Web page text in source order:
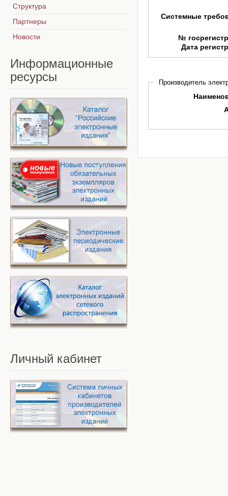
Системные
№
Дата
Производитель
Структура
Партнеры
Новости
Информационные
ресурсы
Личный кабинет